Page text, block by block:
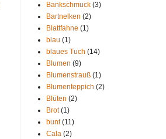
Bankschmuck (3)
Bartnelken (2)
Blattfahne (1)
blau (1)
blaues Tuch (14)
Blumen (9)
Blumenstrauß (1)
Blumenteppich (2)
Blüten (2)
Brot (1)
bunt (11)
Cala (2)